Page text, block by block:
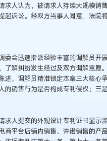
求人认为，被请求人持续大规模销
起诉讼。经双方当事人同意，法院
委会迅速指派经验丰富的调解员开
了解纠纷发生经过及双方调解意愿
述，调解员精准锁定本案三大核心
的销售行为是否构成专利侵权；三
求人提交的外观设计专利证书显示
商平台店铺内销售、许诺销售的产